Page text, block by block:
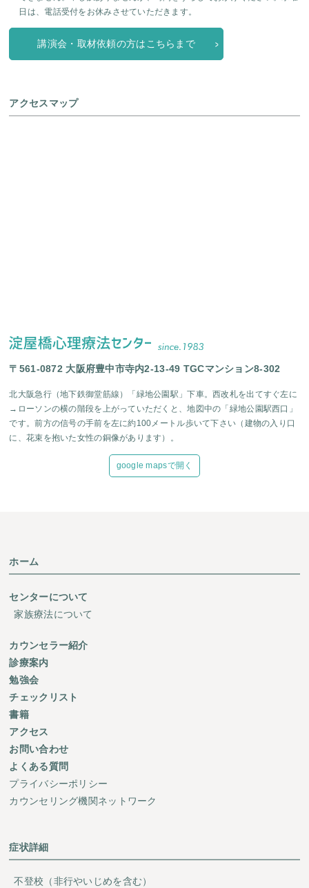
日は、電話受付をお休みさせていただきます。
講演会・取材依頼の方はこちらまで
アクセスマップ
〒561-0872 大阪府豊中市寺内2-13-49 TGCマンション8-302
北大阪急行（地下鉄御堂筋線）「緑地公園駅」下車。西改札を出てすぐ左に
→ローソンの横の階段を上がっていただくと、地図中の「緑地公園駅西口」
です。前方の信号の手前を左に約100メートル歩いて下さい（建物の入り口
に、花束を抱いた女性の銅像があります）。
google mapsで開く
ホーム
センターについて
家族療法について
カウンセラー紹介
診療案内
勉強会
チェックリスト
書籍
アクセス
お問い合わせ
よくある質問
プライバシーポリシー
カウンセリング機関ネットワーク
症状詳細
不登校（非行やいじめを含む）